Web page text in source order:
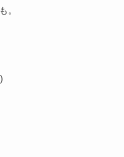
。